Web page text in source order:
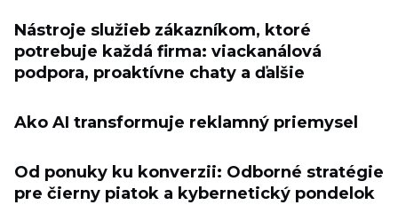
Nástroje služieb zákazníkom, ktoré
potrebuje každá firma: viackanálová
podpora, proaktívne chaty a ďalšie
Ako AI transformuje reklamný priemysel
Od ponuky ku konverzii: Odborné stratégie
pre čierny piatok a kybernetický pondelok